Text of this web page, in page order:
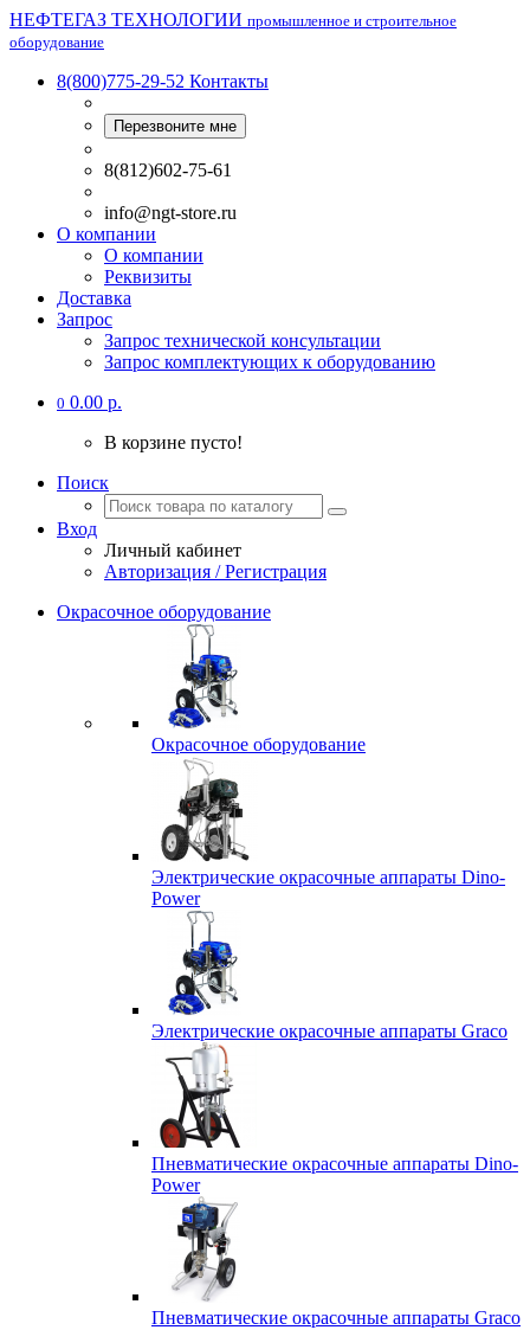
НЕФТЕГАЗ ТЕХНОЛОГИИ промышленное и строительное
оборудование
8(800)775-29-52 Контакты
Перезвоните мне
8(812)602-75-61
info@ngt-store.ru
О компании
О компании
Реквизиты
Доставка
Запрос
Запрос технической консультации
Запрос комплектующих к оборудованию
0 0.00 р.
В корзине пусто!
Поиск
Вход
Личный кабинет
Авторизация / Регистрация
Окрасочное оборудование
Окрасочное оборудование
Электрические окрасочные аппараты Dino-
Power
Электрические окрасочные аппараты Graco
Пневматические окрасочные аппараты Dino-
Power
Пневматические окрасочные аппараты Graco